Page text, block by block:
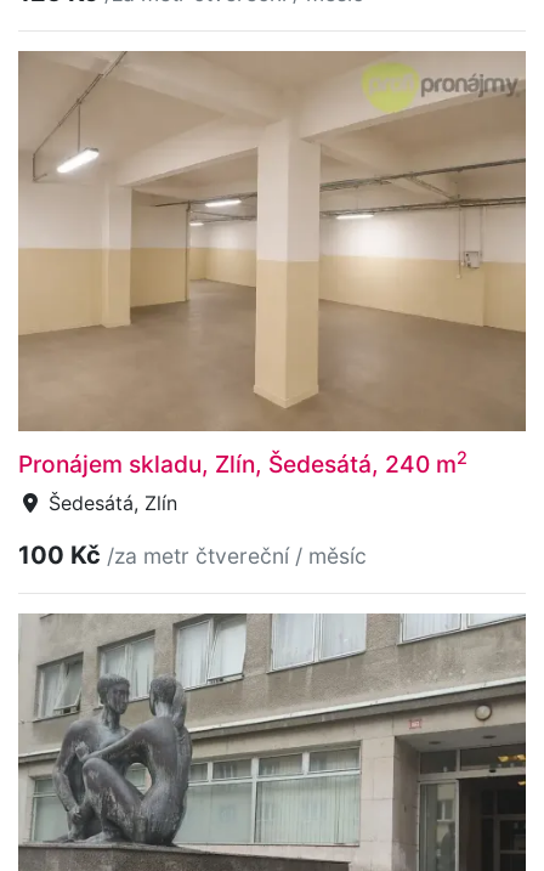
Pronájem skladu, Zlín, Šedesátá, 240 m2
Šedesátá, Zlín
100 Kč /za metr čtvereční / měsíc